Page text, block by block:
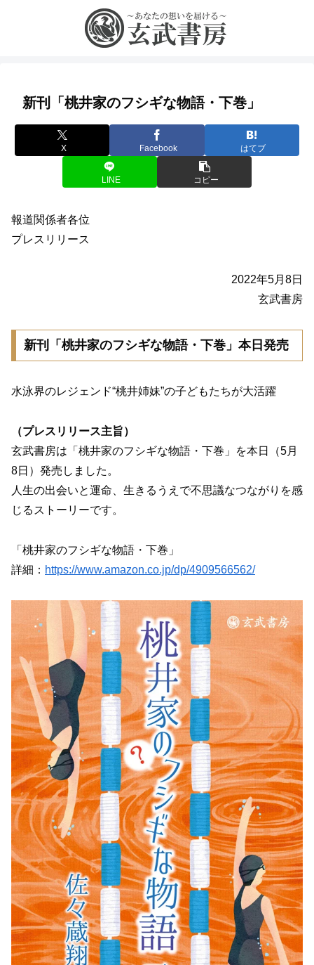
新刊「桃井家のフシギな物語・下巻」
X Facebook はてブ
LINE コピー
報道関係者各位
プレスリリース
2022年5月8日
玄武書房
新刊「桃井家のフシギな物語・下巻」本日発売
水泳界のレジェンド“桃井姉妹”の子どもたちが大活躍
（プレスリリース主旨）
玄武書房は「桃井家のフシギな物語・下巻」を本日（5月
8日）発売しました。
人生の出会いと運命、生きるうえで不思議なつながりを感
じるストーリーです。
「桃井家のフシギな物語・下巻」
詳細： https://www.amazon.co.jp/dp/4909566562/